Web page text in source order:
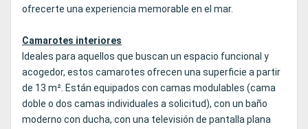
ofrecerte una experiencia memorable en el mar.
Camarotes interiores
Ideales para aquellos que buscan un espacio funcional y
acogedor, estos camarotes ofrecen una superficie a partir
de 13 m². Están equipados con camas modulables (cama
doble o dos camas individuales a solicitud), con un baño
moderno con ducha, con una televisión de pantalla plana